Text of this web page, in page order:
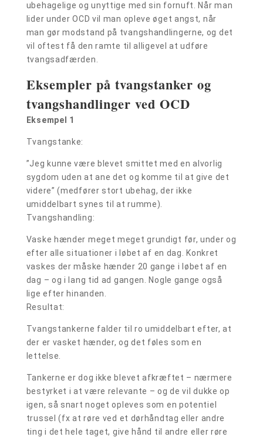
ubehagelige og unyttige med sin fornuft. Når man
lider under OCD vil man opleve øget angst, når
man gør modstand på tvangshandlingerne, og det
vil oftest få den ramte til alligevel at udføre
tvangsadfærden.
Eksempler på tvangstanker og
tvangshandlinger ved OCD
Eksempel 1
Tvangstanke:
”Jeg kunne være blevet smittet med en alvorlig
sygdom uden at ane det og komme til at give det
videre” (medfører stort ubehag, der ikke
umiddelbart synes til at rumme).
Tvangshandling:
Vaske hænder meget meget grundigt før, under og
efter alle situationer i løbet af en dag. Konkret
vaskes der måske hænder 20 gange i løbet af en
dag – og i lang tid ad gangen. Nogle gange også
lige efter hinanden.
Resultat:
Tvangstankerne falder til ro umiddelbart efter, at
der er vasket hænder, og det føles som en
lettelse.
Tankerne er dog ikke blevet afkræftet – nærmere
bestyrket i at være relevante – og de vil dukke op
igen, så snart noget opleves som en potentiel
trussel (fx at røre ved et dørhåndtag eller andre
ting i det hele taget, give hånd til andre eller røre